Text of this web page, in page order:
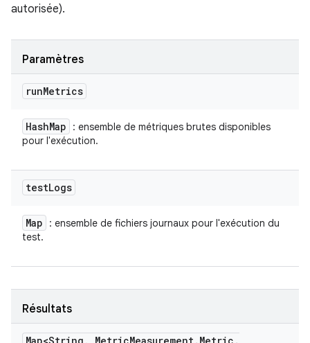
autorisée).
Paramètres
runMetrics
HashMap
: ensemble de métriques brutes disponibles
pour l'exécution.
testLogs
Map
: ensemble de fichiers journaux pour l'exécution du
test.
Résultats